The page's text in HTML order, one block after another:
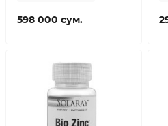
598 000 сум.